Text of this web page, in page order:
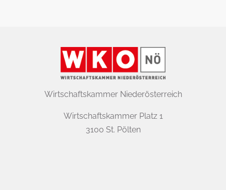
Wirtschaftskammer Niederösterreich
Wirtschaftskammer Platz 1
3100 St. Pölten